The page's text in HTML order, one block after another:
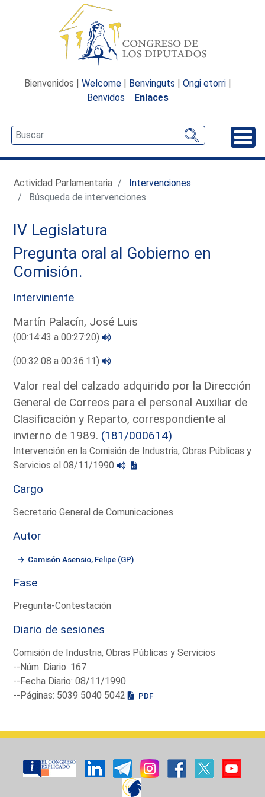
Bienvenidos | Welcome | Benvinguts | Ongi etorri |
Benvidos
Enlaces
Actividad Parlamentaria
Intervenciones
Búsqueda de intervenciones
IV Legislatura
Pregunta oral al Gobierno en
Comisión.
Interviniente
Martín Palacín, José Luis
(00:14:43 a 00:27:20)
(00:32:08 a 00:36:11)
Valor real del calzado adquirido por la Dirección
General de Correos para el personal Auxiliar de
Clasificación y Reparto, correspondiente al
invierno de 1989. (181/000614)
Intervención en la Comisión de Industria, Obras Públicas y
Servicios el 08/11/1990
Cargo
Secretario General de Comunicaciones
Autor
Camisón Asensio, Felipe (GP)
Fase
Pregunta-Contestación
Diario de sesiones
Comisión de Industria, Obras Públicas y Servicios
--Núm. Diario: 167
--Fecha Diario: 08/11/1990
--Páginas: 5039 5040 5042
PDF